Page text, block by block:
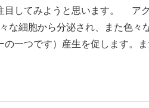
目してみようと思います。 ア
な細胞から分泌され、また色々
一つです）産生を促します。ま